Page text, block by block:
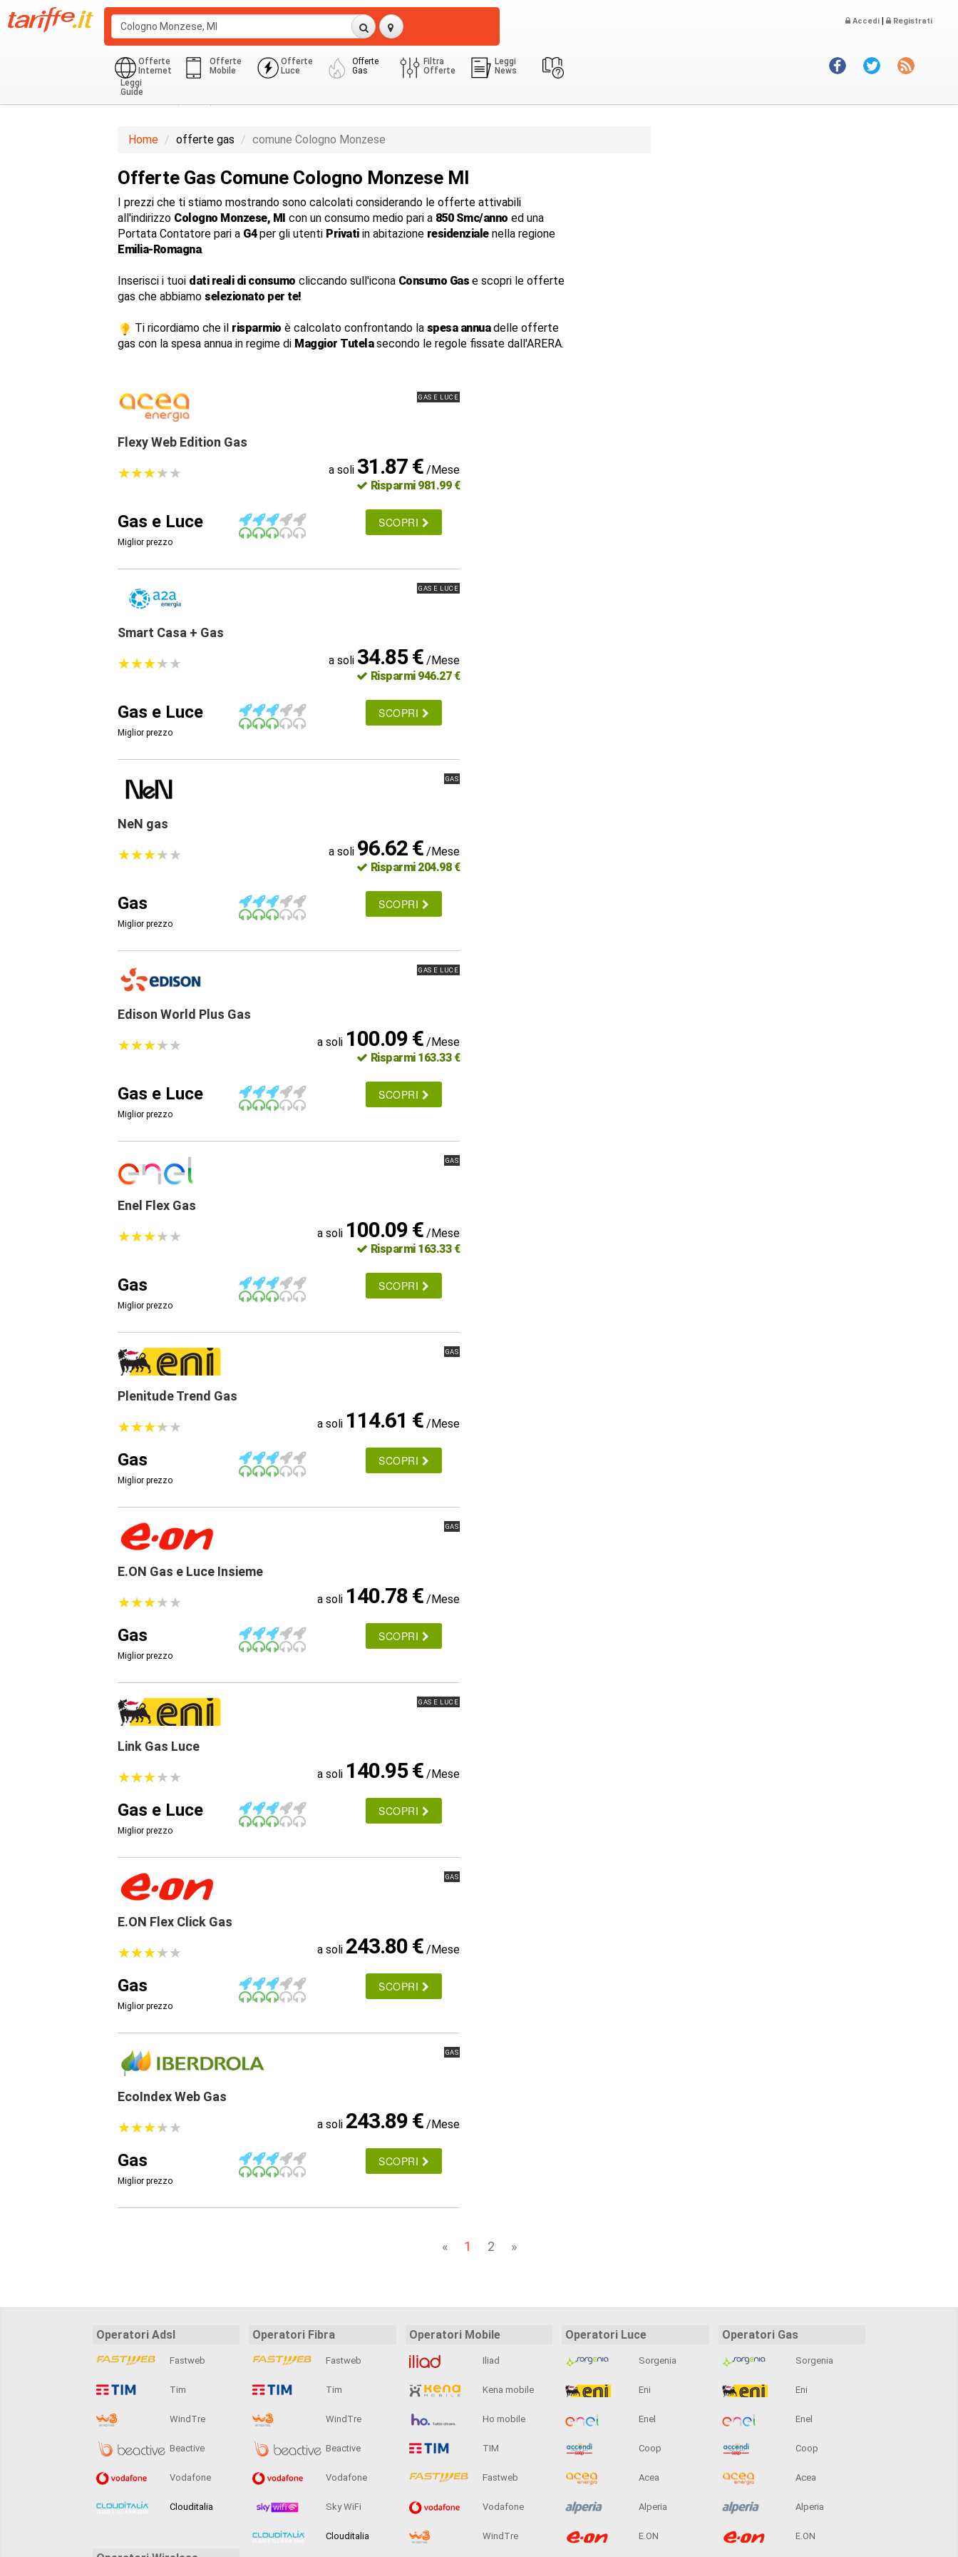
Accedi | Registrati
Offerte
Internet
Offerte
Mobile
Offerte
Luce
Offerte
Gas
Filtra
Offerte
Leggi
News
Leggi
Guide
Domestico (G1-G6)
Home offerte gas comune Cologno Monzese
Offerte Gas Comune Cologno Monzese MI
I prezzi che ti stiamo mostrando sono calcolati considerando le offerte attivabili
all'indirizzo Cologno Monzese, MI con un consumo medio pari a 850 Smc/anno ed una
Portata Contatore pari a G4per gli utenti Privatiin abitazione residenzialenella regione
Emilia-Romagna.
Inserisci i tuoi dati reali di consumo cliccando sull'icona Consumo Gas e scopri le offerte
gas che abbiamo selezionato per te!
Ti ricordiamo che il risparmio è calcolato confrontando la spesa annuadelle offerte
gas con la spesa annua in regime di Maggior Tutelasecondo le regole fissate dall'ARERA.
GAS E LUCE
Flexy Web Edition Gas
★★★★★
★★★★★ a soli 31.87 € /Mese
Risparmi 981.99 €
Gas e Luce
Miglior prezzo
SCOPRI
GAS E LUCE
Smart Casa + Gas
★★★★★
★★★★★ a soli 34.85 € /Mese
Risparmi 946.27 €
Gas e Luce
Miglior prezzo
SCOPRI
GAS
NeN gas
★★★★★
★★★★★ a soli 96.62 € /Mese
Risparmi 204.98 €
Gas
Miglior prezzo
SCOPRI
GAS E LUCE
Edison World Plus Gas
★★★★★
★★★★★ a soli 100.09 € /Mese
Risparmi 163.33 €
Gas e Luce
Miglior prezzo
SCOPRI
GAS
Enel Flex Gas
★★★★★
★★★★★ a soli 100.09 € /Mese
Risparmi 163.33 €
Gas
Miglior prezzo
SCOPRI
GAS
Plenitude Trend Gas
★★★★★
★★★★★ a soli 114.61 € /Mese
Gas
Miglior prezzo
SCOPRI
GAS
E.ON Gas e Luce Insieme
★★★★★
★★★★★ a soli 140.78 € /Mese
Gas
Miglior prezzo
SCOPRI
GAS E LUCE
Link Gas Luce
★★★★★
★★★★★ a soli 140.95 € /Mese
Gas e Luce
Miglior prezzo
SCOPRI
GAS
E.ON Flex Click Gas
★★★★★
★★★★★ a soli 243.80 € /Mese
Gas
Miglior prezzo
SCOPRI
GAS
EcoIndex Web Gas
★★★★★
★★★★★ a soli 243.89 € /Mese
Gas
Miglior prezzo
SCOPRI
« 1 2 »
Operatori Adsl
Fastweb
Tim
WindTre
Beactive
Vodafone
Clouditalia
Operatori Fibra
Fastweb
Tim
WindTre
Beactive
Vodafone
Sky WiFi
Clouditalia
Operatori Mobile
Iliad
Kena mobile
Ho mobile
TIM
Fastweb
Vodafone
WindTre
Operatori Luce
Sorgenia
Eni
Enel
Coop
Acea
Alperia
E.ON
Operatori Gas
Sorgenia
Eni
Enel
Coop
Acea
Alperia
E.ON